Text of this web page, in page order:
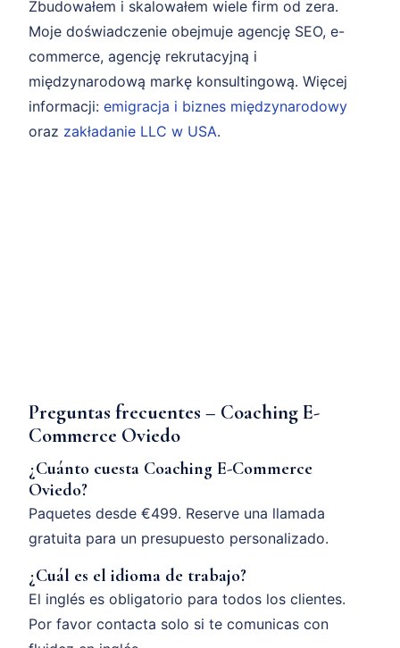
Zbudowałem i skalowałem wiele firm od zera.
Moje doświadczenie obejmuje agencję SEO, e-
commerce, agencję rekrutacyjną i
międzynarodową markę konsultingową. Więcej
informacji: emigracja i biznes międzynarodowy
oraz zakładanie LLC w USA.
Preguntas frecuentes – Coaching E-
Commerce Oviedo
¿Cuánto cuesta Coaching E-Commerce
Oviedo?
Paquetes desde €499. Reserve una llamada
gratuita para un presupuesto personalizado.
¿Cuál es el idioma de trabajo?
El inglés es obligatorio para todos los clientes.
Por favor contacta solo si te comunicas con